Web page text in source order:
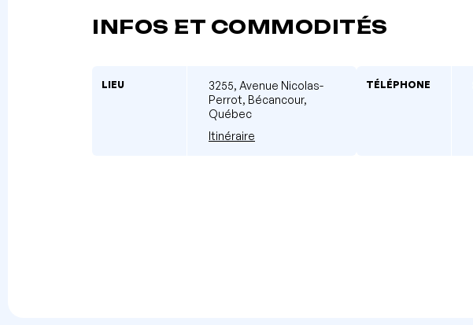
INFOS ET COMMODITÉS
LIEU
3255, Avenue Nicolas-
Perrot, Bécancour,
Québec
Itinéraire
TÉLÉPHONE